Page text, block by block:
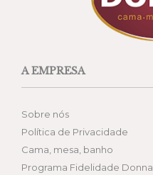
A EMPRESA
Sobre nós
Política de Privacidade
Cama, mesa, banho
Programa Fidelidade Donna